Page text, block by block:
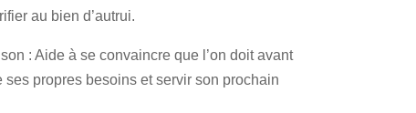
au bien d’autrui.
: Aide à se convaincre que l’on doit avant
ses propres besoins et servir son prochain